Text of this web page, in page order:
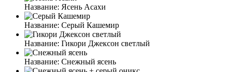
Название: Ясень Асахи
Название: Серый Кашемир
Название: Гикори Джексон светлый
Название: Снежный ясень